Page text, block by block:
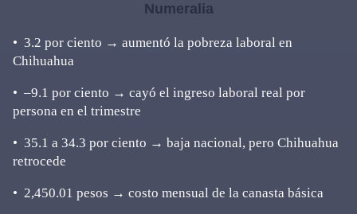
Numeralia
•⁠ ⁠3.2 por ciento → aumentó la pobreza laboral en
Chihuahua
•⁠ ⁠–9.1 por ciento → cayó el ingreso laboral real por
persona en el trimestre
•⁠ ⁠35.1 a 34.3 por ciento → baja nacional, pero Chihuahua
retrocede
•⁠ ⁠2,450.01 pesos → costo mensual de la canasta básica